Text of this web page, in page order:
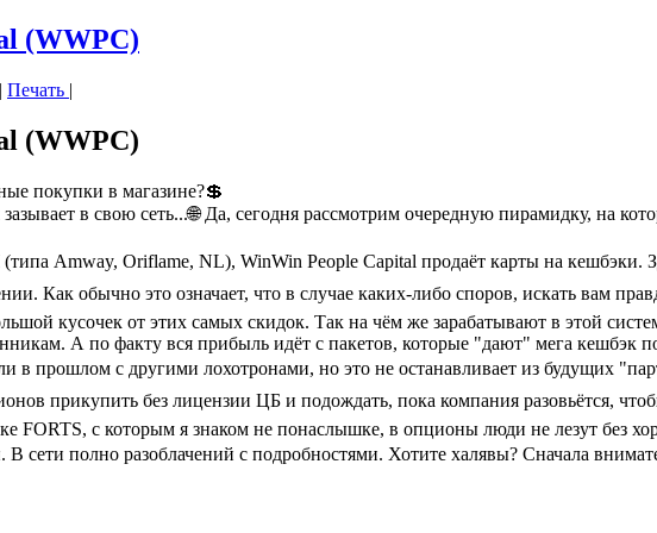
(WWPC)
| Печать |
(WWPC)
покупки в магазине?💲
в свою сеть...🌐 Да, сегодня рассмотрим очередную пирамидку, на
Amway, Oriflame, NL), WinWin People Capital продаёт карты на кешбэки.
Как обычно это означает, что в случае каких-либо споров, искать вам
кусочек от этих самых скидок. Так на чём же зарабатывают в этой
А по факту вся прибыль идёт с пакетов, которые "дают" мега кешбэк
в прошлом с другими лохотронами, но это не останавливает из будущих
прикупить без лицензии ЦБ и подождать, пока компания разовьётся,
FORTS, с которым я знаком не понаслышке, в опционы люди не лезут без
сети полно разоблачений с подробностями. Хотите халявы? Сначала